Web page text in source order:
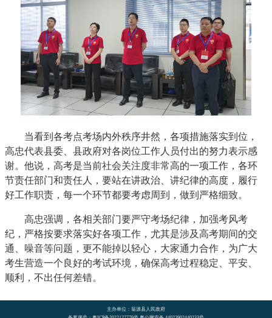
当看到各考点考场内外秩序井然，各项措施落实到位，
高忠代表县委、县政府对各岗位工作人员付出的努力表示感
谢。他说，高考是当前社会关注度非常高的一项工作，各环
节责任部门和责任人，要站在讲政治、讲纪律的高度，履行
好工作职责，每一个环节都要考虑周到，做到严格细致。
高忠强调，各相关部门要严守考场纪律，加强考风考
纪，严格按要求落实好各项工作，尤其是涉及高考期间的交
通、噪音等问题，更不能掉以轻心，大家通力合作，为广大
考生营造一个良好的考试环境，确保高考过程稳定、平安、
顺利，不出任何差错。
主办单位：翁源县人民政府